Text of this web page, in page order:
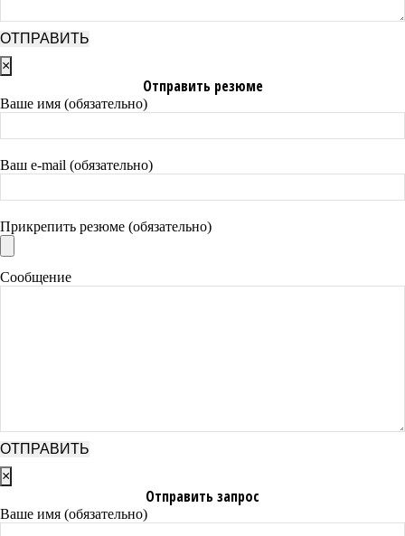
×
Отправить резюме
Ваше имя (обязательно)
Ваш e-mail (обязательно)
Прикрепить резюме (обязательно)
Сообщение
×
Отправить запрос
Ваше имя (обязательно)